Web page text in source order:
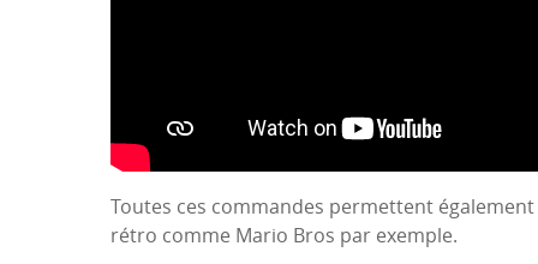
Toutes ces commandes permettent
rétro comme Mario Bros par exemple.